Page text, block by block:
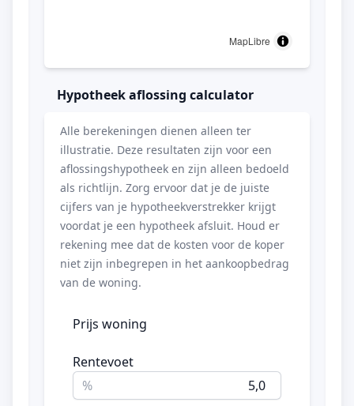
MapLibre
Hypotheek aflossing calculator
Alle berekeningen dienen alleen ter
illustratie. Deze resultaten zijn voor een
aflossingshypotheek en zijn alleen bedoeld
als richtlijn. Zorg ervoor dat je de juiste
cijfers van je hypotheekverstrekker krijgt
voordat je een hypotheek afsluit. Houd er
rekening mee dat de kosten voor de koper
niet zijn inbegrepen in het aankoopbedrag
van de woning.
Prijs woning
Rentevoet
%